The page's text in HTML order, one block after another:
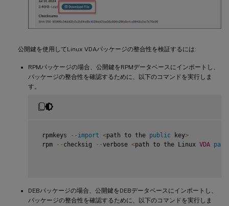
公開鍵を使用してLinux VDAパッケージの整合性を検証するには:
RPMパッケージの場合、公開鍵をRPMデータベースにインポートし、
パッケージの整合性を確認するために、以下のコマンドを実行しま
す。
rpmkeys -- import <path to the public key>
rpm
-- checksig --verbose <path to the Linux VDA
DEBパッケージの場合、公開鍵をDEBデータベースにインポートし、
パッケージの整合性を確認するために、以下のコマンドを実行しま